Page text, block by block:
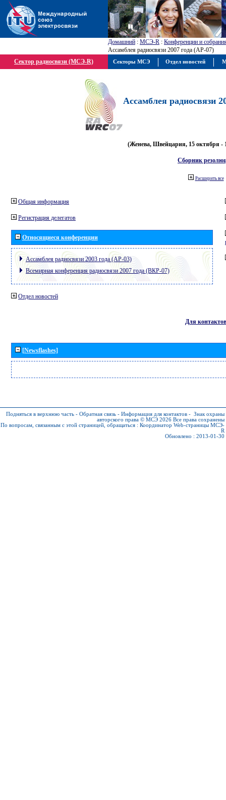
Домашний : МСЭ-R : Конференции и
Ассамблея радиосвязи 2007 года (АР-07)
Сектор радиосвязи (МСЭ-R)
Ассамблея радиосвязи
(Женева, Швейцария, 15 октября -
Сборник
Расширить все
Общая информация
Регистрация делегатов
Относящиеся конференции
Ассамблея радиосвязи 2003 года (АР-03)
Всемирная конференция радиосвязи 2007 года (ВКР-07)
Отдел новостей
Для контактов
[Newsflashes]
Подняться в верхнюю часть - Обратная связь - Информация для контактов - Знак охраны
авторского права © МСЭ 2026 Все права сохранены
По вопросам, связанным с этой страницей, обращаться : Координатор Web-страницы МСЭ-
R
Обновлено : 2013-01-30
Секторы МСЭ Отдел новостей